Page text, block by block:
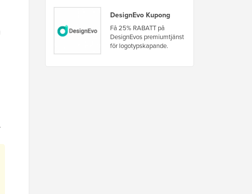
DesignEvo Kupong
Få 25% RABATT på
DesignEvos premiumtjänst
för logotypskapande.